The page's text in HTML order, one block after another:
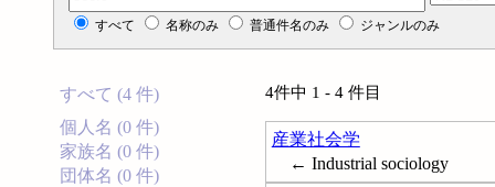
すべて 名称のみ 普通件名のみ ジャンルのみ
すべて (4 件)
個人名 (0 件)
家族名 (0 件)
団体名 (0 件)
4件中 1 - 4 件目
産業社会学
← Industrial sociology